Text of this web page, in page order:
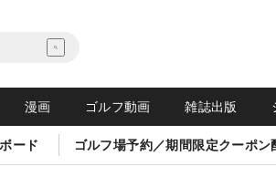
漫画 ゴルフ動画 雑誌出版
ード ゴルフ場予約／期間限定クーポン